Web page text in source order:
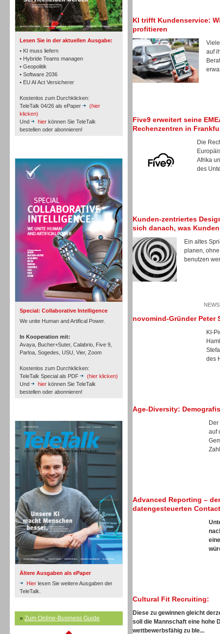
Lesen Sie in der aktuellen Ausgabe:
• KI muss liefern
• Hybride Teams managen
• Geopolitik
• Software 2036
• EU AI Act Versicherer
Kostenlos zum Durchklicken:
TeleTalk 04/26 als ePaper
(hier
klicken)
Und
hier können Sie TeleTalk
bestellen oder abonnieren!
Special: Collaborative Intelligence
We unite Human and Artifical Power.
In Kooperation mit:
Avaya, Bucher+Suter, Calabrio, Five 9,
Parloa, Sogedes, USU, Vier, Zoom
Kostenlos zum Durchklicken:
TeleTalk Special als PDF
(hier klicken)
Und
hier können Sie TeleTalk
bestellen oder abonnieren!
Ältere Ausgaben als ePaper
Hier lesen Sie weitere Ausgaben der
TeleTalk.
» Zum Online-Business Guide
TK- und ACD-Systeme
Workforce-Management
Personal
Inbound
Inbound
Inbound
KI trifft Kundenservice:
profitieren
auf
Five9 erweitert seine
Rechenzentren in
Die
Afrika
des
Kunden-zentriertes
sich danach, was
Ein altes
planen,
benutzen
novomind-Gründer Peter
KI-
des
Age-Diversity:
auf
Advanced Reporting –
datengesteuerten
Cultural Fit Recruiting:
Diese zu gewinnen gleicht
soll die Mannschaft eine hohe
wettbewerbsfähig zu ble...